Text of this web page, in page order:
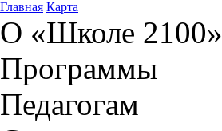
Главная Карта
О «Школе 2100»
Программы
Педагогам